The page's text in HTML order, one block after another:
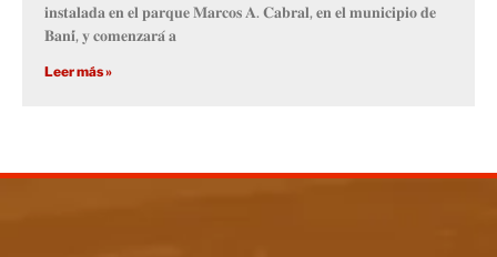
𝐢𝐧𝐬𝐭𝐚𝐥𝐚𝐝𝐚 𝐞𝐧 𝐞𝐥 𝐩𝐚𝐫𝐪𝐮𝐞 𝐌𝐚𝐫𝐜𝐨𝐬 𝐀. 𝐂𝐚𝐛𝐫𝐚𝐥, 𝐞𝐧 𝐞𝐥 𝐦𝐮𝐧𝐢𝐜𝐢𝐩𝐢𝐨 𝐝𝐞
𝐁𝐚𝐧𝐢́, 𝐲 𝐜𝐨𝐦𝐞𝐧𝐳𝐚𝐫𝐚́ 𝐚
Leer más »